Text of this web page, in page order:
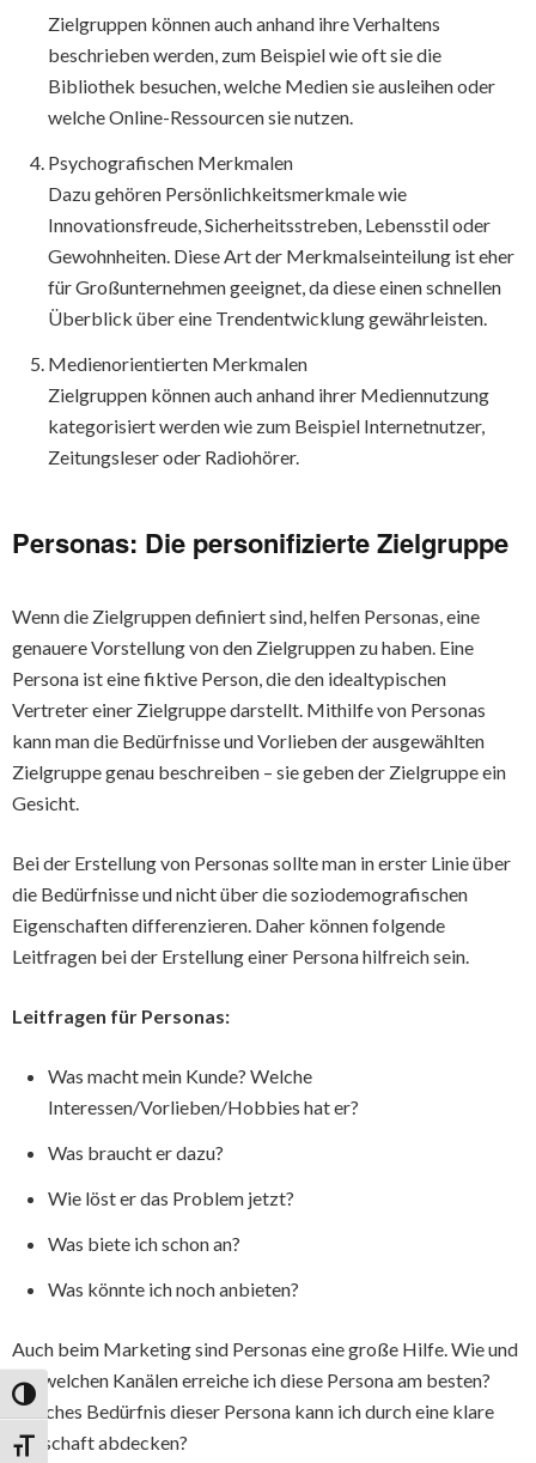
Umschalten auf hohe Kontraste
Schrift vergrößern
Zielgruppen können auch anhand ihre Verhaltens
beschrieben werden, zum Beispiel wie oft sie die
Bibliothek besuchen, welche Medien sie ausleihen oder
welche Online-Ressourcen sie nutzen.
Psychografischen Merkmalen
Dazu gehören Persönlichkeitsmerkmale wie
Innovationsfreude, Sicherheitsstreben, Lebensstil oder
Gewohnheiten. Diese Art der Merkmalseinteilung ist eher
für Großunternehmen geeignet, da diese einen schnellen
Überblick über eine Trendentwicklung gewährleisten.
Medienorientierten Merkmalen
Zielgruppen können auch anhand ihrer Mediennutzung
kategorisiert werden wie zum Beispiel Internetnutzer,
Zeitungsleser oder Radiohörer.
Personas: Die personifizierte Zielgruppe
Wenn die Zielgruppen definiert sind, helfen Personas, eine
genauere Vorstellung von den Zielgruppen zu haben. Eine
Persona ist eine fiktive Person, die den idealtypischen
Vertreter einer Zielgruppe darstellt. Mithilfe von Personas
kann man die Bedürfnisse und Vorlieben der ausgewählten
Zielgruppe genau beschreiben – sie geben der Zielgruppe ein
Gesicht.
Bei der Erstellung von Personas sollte man in erster Linie über
die Bedürfnisse und nicht über die soziodemografischen
Eigenschaften differenzieren. Daher können folgende
Leitfragen bei der Erstellung einer Persona hilfreich sein.
Leitfragen für Personas:
Was macht mein Kunde? Welche
Interessen/Vorlieben/Hobbies hat er?
Was braucht er dazu?
Wie löst er das Problem jetzt?
Was biete ich schon an?
Was könnte ich noch anbieten?
Auch beim Marketing sind Personas eine große Hilfe. Wie und
auf welchen Kanälen erreiche ich diese Persona am besten?
Welches Bedürfnis dieser Persona kann ich durch eine klare
Botschaft abdecken?